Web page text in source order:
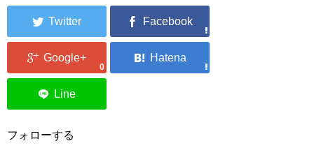
0
フォローする